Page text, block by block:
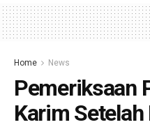
Home News
Pemeriksaan
Karim Setelah